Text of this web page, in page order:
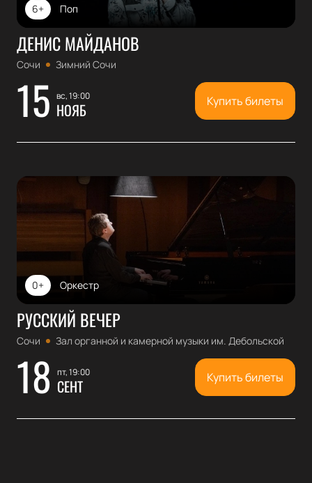
Поп
6+
ДЕНИС МАЙДАНОВ
Сочи Зимний Сочи
15 вс, 19:00
НОЯБ Купить билеты
Оркестр
0+
РУССКИЙ ВЕЧЕР
Сочи Зал органной и камерной музыки им. Дебольской
18 пт, 19:00
СЕНТ Купить билеты